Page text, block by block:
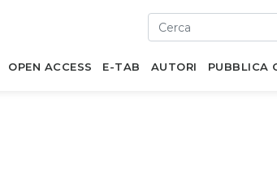
OPEN ACCESS E-TAB AUTORI PUBBLICA